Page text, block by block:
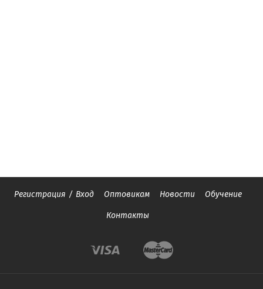
Регистрация / Вход Оптовикам Новости Обучение
Контакты